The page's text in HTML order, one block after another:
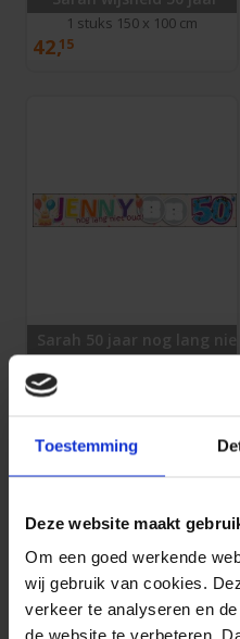
Toestemming
Deze website maakt
Om een goed werkende
wij gebruik van cookies.
verkeer te analyseren en
de website te verbeteren.
1 stuks 150 x 100 cm
42,15
Sarah 50 jaar nog lang niet
42,